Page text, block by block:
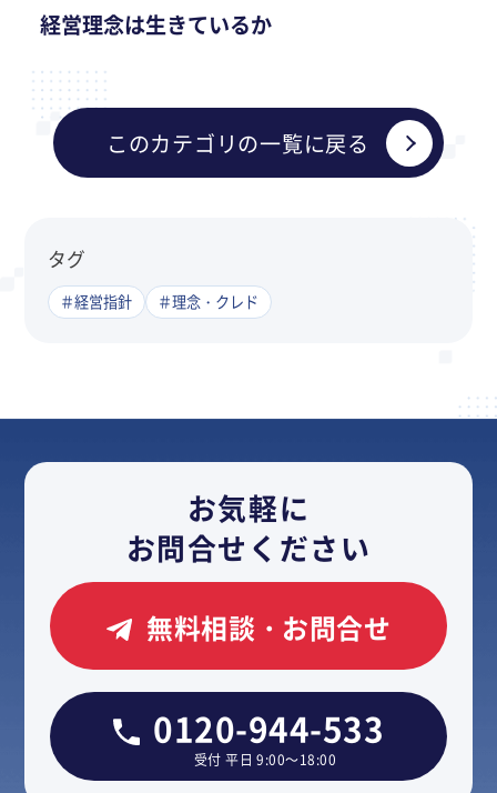
経営理念は生きているか
このカテゴリの一覧に戻る
タグ
＃経営指針 ＃理念・クレド
お気軽に
お問合せください
無料相談・お問合せ
0120-944-533
受付 平日 9:00～18:00